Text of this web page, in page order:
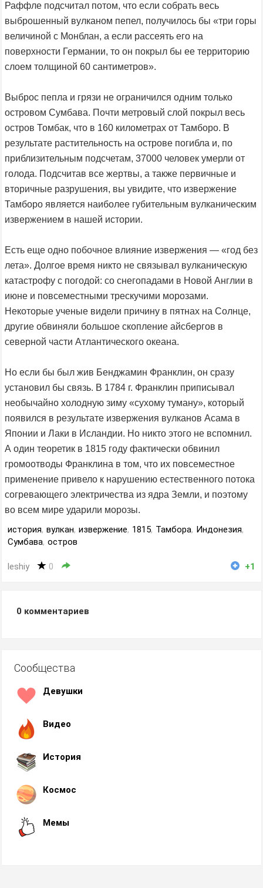
Раффле подсчитал потом, что если собрать весь
выброшенный вулканом пепел, получилось бы «три горы
величиной с Монблан, а если рассеять его на
поверхности Германии, то он покрыл бы ее территорию
слоем толщиной 60 сантиметров».
Выброс пепла и грязи не ограничился одним только
островом Сумбава. Почти метровый слой покрыл весь
остров Томбак, что в 160 километрах от Тамборо. В
результате растительность на острове погибла и, по
приблизительным подсчетам, 37000 человек умерли от
голода. Подсчитав все жертвы, а также первичные и
вторичные разрушения, вы увидите, что извержение
Тамборо является наиболее губительным вулканическим
извержением в нашей истории.
Есть еще одно побочное влияние извержения — «год без
лета». Долгое время никто не связывал вулканическую
катастрофу с погодой: со снегопадами в Новой Англии в
июне и повсеместными трескучими морозами.
Некоторые ученые видели причину в пятнах на Солнце,
другие обвиняли большое скопление айсбергов в
северной части Атлантического океана.
Но если бы был жив Бенджамин Франклин, он сразу
установил бы связь. В 1784 г. Франклин приписывал
необычайно холодную зиму «сухому туману», который
появился в результате извержения вулканов Асама в
Японии и Лаки в Исландии. Но никто этого не вспомнил.
А один теоретик в 1815 году фактически обвинил
громоотводы Франклина в том, что их повсеместное
применение привело к нарушению естественного потока
согревающего электричества из ядра Земли, и поэтому
во всем мире ударили морозы.
история, вулкан, извержение, 1815, Тамбора, Индонезия,
Сумбава, остров
leshiy 0 +1
0 комментариев
Сообщества
Девушки
Видео
История
Космос
Мемы